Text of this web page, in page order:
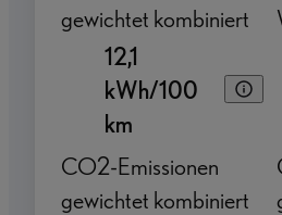
gewichtet kombiniert
12,1
kWh/100
km
CO2-Emissionen
gewichtet kombiniert